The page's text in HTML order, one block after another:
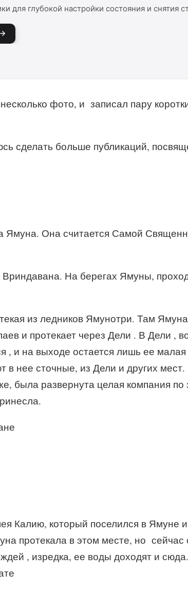
для глубокой настройки состояния и снятия
фото, и записал пару
сделать больше публикаций,
Ямуна. Она считается Самой
На берегах Ямуны,
из ледников Ямунотри. Там Ямуна
и протекает через Дели . В Дели ,
, и на выходе остается лишь ее малая
нее сточные, из Дели и других мест.
была развернута целая компания
Калию, который поселился в Ямуне и
протекала в этом месте, но сейчас
, изредка, ее воды доходят и сюда.